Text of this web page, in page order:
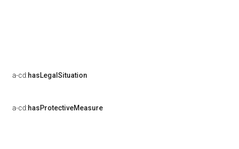
a-cd:hasLegalSituation
a-cd:hasProtectiveMeasure